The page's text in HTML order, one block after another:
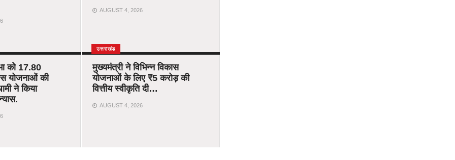
को 17.80
योजनाओं की
ने किया
AUGUST 4, 2026
उत्तराखंड
मुख्यमंत्री ने विभिन्न विकास
योजनाओं के लिए ₹5 करोड़ की
वित्तीय स्वीकृति दी…
AUGUST 4, 2026